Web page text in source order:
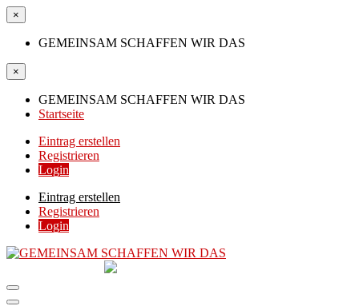
×
GEMEINSAM SCHAFFEN WIR DAS
×
GEMEINSAM SCHAFFEN WIR DAS
Startseite
Eintrag erstellen
Registrieren
Login
Eintrag erstellen
Registrieren
Login